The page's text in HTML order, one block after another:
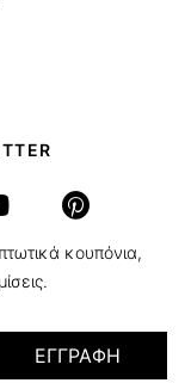
κουπόνια,
ΕΓΓΡΑΦΗ